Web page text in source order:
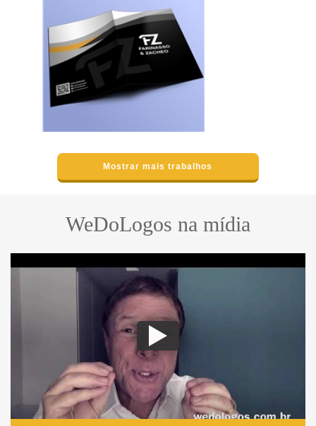
Mostrar mais trabalhos
WeDoLogos na mídia